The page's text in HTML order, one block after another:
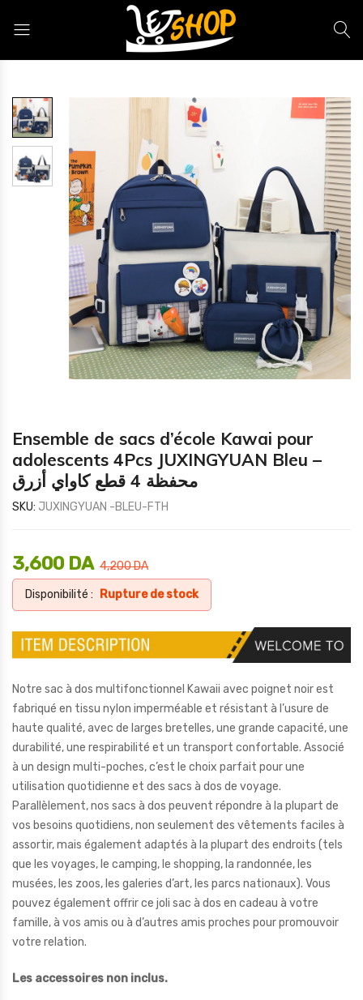
Ensemble de sacs d’école Kawai pour
adolescents 4Pcs JUXINGYUAN Bleu –
محفظة 4 قطع كاواي أزرق
SKU: JUXINGYUAN -BLEU-FTH
4,200DA
3,600 DA
Disponibilité : Rupture de stock
Notre sac à dos multifonctionnel Kawaii avec poignet noir est
fabriqué en tissu nylon imperméable et résistant à l’usure de
haute qualité, avec de larges bretelles, une grande capacité, une
durabilité, une respirabilité et un transport confortable. Associé
à un design multi-poches, c’est le choix parfait pour une
utilisation quotidienne et des sacs à dos de voyage.
Parallèlement, nos sacs à dos peuvent répondre à la plupart de
vos besoins quotidiens, non seulement des vêtements faciles à
assortir, mais également adaptés à la plupart des endroits (tels
que les voyages, le camping, le shopping, la randonnée, les
musées, les zoos, les galeries d’art, les parcs nationaux). Vous
pouvez également offrir ce joli sac à dos en cadeau à votre
famille, à vos amis ou à d’autres amis proches pour promouvoir
votre relation.
Les accessoires non inclus.